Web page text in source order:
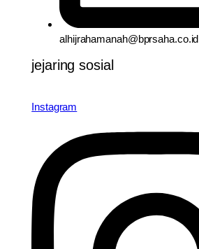
alhijrahamanah@bprsaha.co.id
jejaring sosial
Instagram